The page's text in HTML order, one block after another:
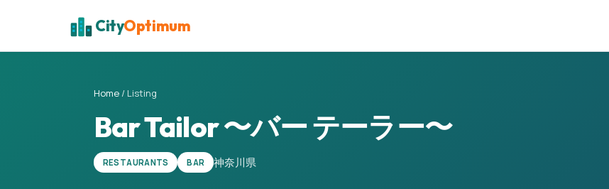
CityOptimum
Home / Listing
Bar Tailor 〜バー テーラー〜
RESTAURANTS BAR 神奈川県